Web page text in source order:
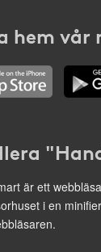
hem vår
är ett
i en